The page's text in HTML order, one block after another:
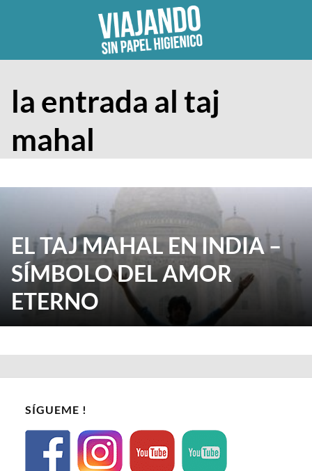
la entrada al taj
mahal
EL TAJ MAHAL EN INDIA –
SÍMBOLO DEL AMOR
ETERNO
SÍGUEME !